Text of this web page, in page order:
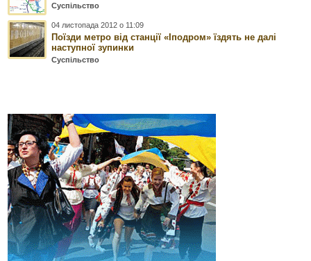
Суспільство
04 листопада 2012 о 11:09
Поїзди метро від станції «Іподром» їздять не далі
наступної зупинки
Суспільство